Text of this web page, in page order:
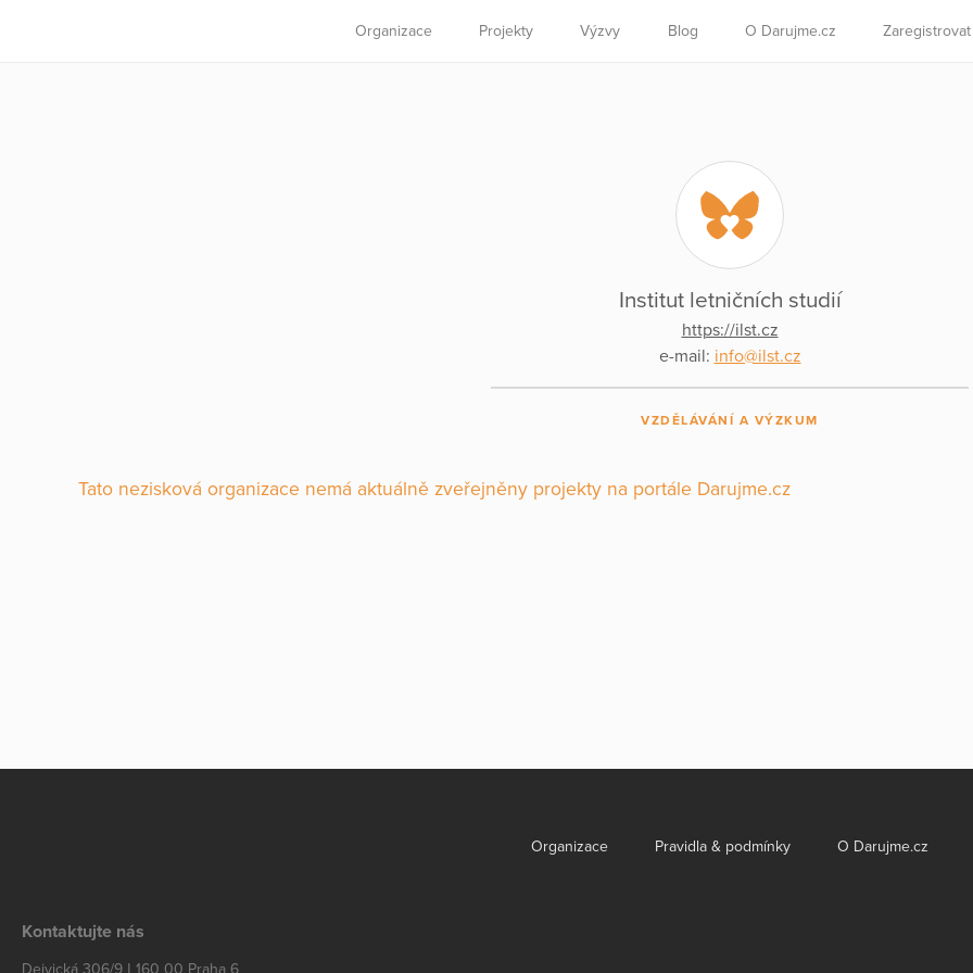
Organizace Projekty Výzvy Blog O Darujme.cz
Institut letničních studií
https://ilst.cz
e-mail: info@ilst.cz
VZDĚLÁVÁNÍ A VÝZKUM
Tato nezisková organizace nemá aktuálně zveřejněny projekty na portále Darujme.cz
Organizace Pravidla & podmínky O Darujme.cz
Kontaktujte nás
Dejvická 306/9 | 160 00 Praha 6